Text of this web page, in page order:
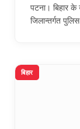
पटना। बिहार के
जिलान्तर्गत
बिहार